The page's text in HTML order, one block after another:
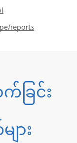
reports
ြင်း
ား